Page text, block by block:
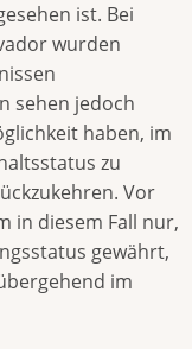
ist. Bei
wurden
sehen jedoch
haben, im
zu
Vor
in diesem Fall nur,
gewährt,
im